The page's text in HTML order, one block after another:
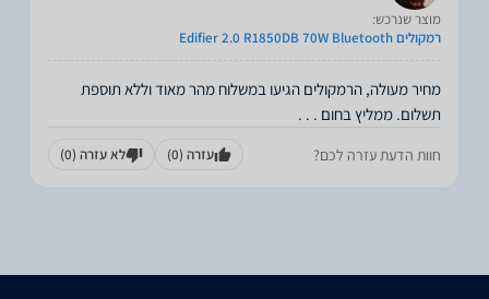
מוצר שנרכש:
רמקולים Edifier 2.0 R1850DB 70W Bluetooth
מחיר מעולה, הרמקולים הגיעו במשלוח מהר מאוד וללא תוספת
תשלום. ממליץ בחום . . .
חוות הדעת עזרה לכם? עזרה (0) לא עזרה (0)